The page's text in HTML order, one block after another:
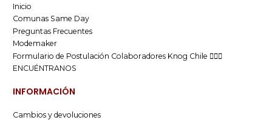
Inicio
Comunas Same Day
Preguntas Frecuentes
Modemaker
Formulario de Postulación Colaboradores Knog Chile 🚴🏻‍♂️
ENCUÉNTRANOS
INFORMACIÓN
Cambios y devoluciones